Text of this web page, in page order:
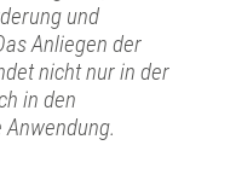
und
Anliegen der
nicht nur in der
in den